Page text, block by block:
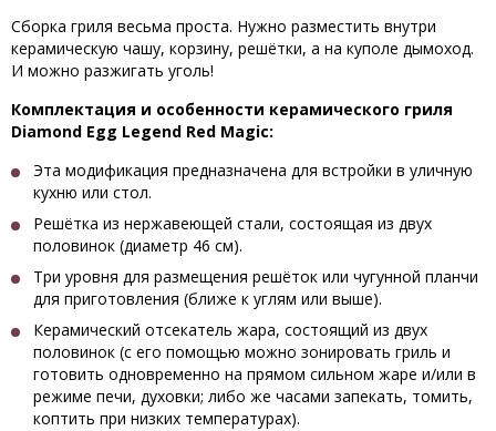
Сборка гриля весьма проста. Нужно разместить внутри
керамическую чашу, корзину, решётки, а на куполе дымоход.
И можно разжигать уголь!
Комплектация и особенности керамического гриля
Diamond Egg Legend Red Magic:
Эта модификация предназначена для встройки в уличную
кухню или стол.
Решётка из нержавеющей стали, состоящая из двух
половинок (диаметр 46 см).
Три уровня для размещения решёток или чугунной планчи
для приготовления (ближе к углям или выше).
Керамический отсекатель жара, состоящий из двух
половинок (с его помощью можно зонировать гриль и
готовить одновременно на прямом сильном жаре и/или в
режиме печи, духовки; либо же часами запекать, томить,
коптить при низких температурах).